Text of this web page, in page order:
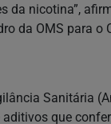
da nicotina”,
da OMS para
Sanitária
que